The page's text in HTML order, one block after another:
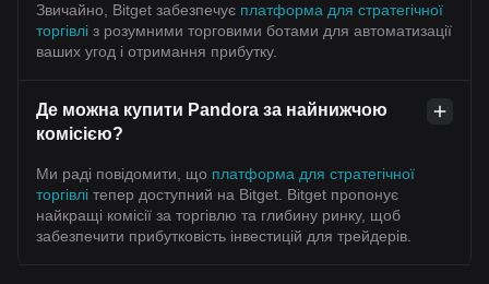
Звичайно, Bitget забезпечує платформа для стратегічної
торгівлі з розумними торговими ботами для автоматизації
ваших угод і отримання прибутку.
Де можна купити Pandora за найнижчою
комісією?
Ми раді повідомити, що платформа для стратегічної
торгівлі тепер доступний на Bitget. Bitget пропонує
найкращі комісії за торгівлю та глибину ринку, щоб
забезпечити прибутковість інвестицій для трейдерів.